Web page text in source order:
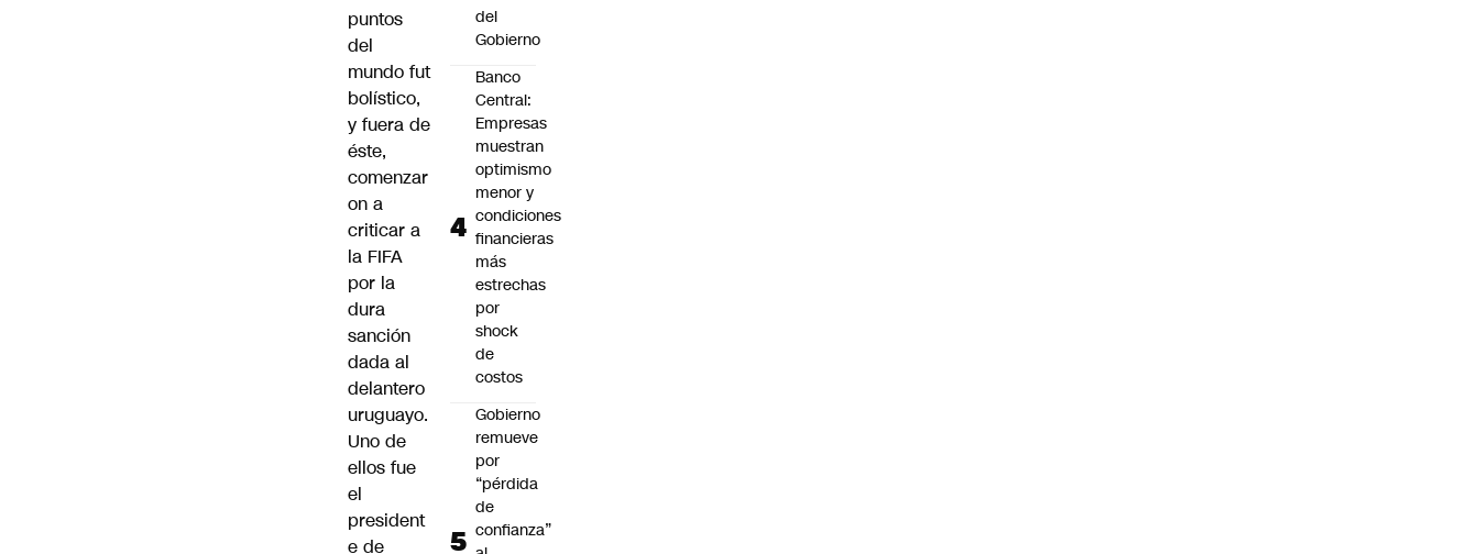
puntos
del
mundo fut
bolístico,
y fuera de
éste,
comenzar
on a
criticar a
la FIFA
por la
dura
sanción
dada al
delantero
uruguayo.
Uno de
ellos fue
el
president
e de
del
Gobierno
Banco
Central:
Empresas
muestran
optimismo
menor y
condiciones
financieras
más
estrechas
por
shock
de
costos
Gobierno
remueve
por
“pérdida
de
confianza”